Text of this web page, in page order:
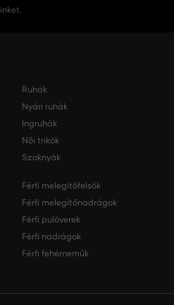
Ruhák
Nyári ruhák
Ingruhák
Női trikók
Szoknyák
Férfi melegítőfelsők
Férfi melegítőnadrágok
Férfi pulóverek
Férfi nadrágok
Férfi fehérneműk